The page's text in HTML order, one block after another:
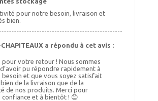
pour notre besoin, livraison et
bien.
a répondu à cet avis :
pour votre retour ! Nous sommes
pu répondre rapidement à
et que vous soyez satisfait
bien de la livraison que de la
de nos produits. Merci pour
et à bientôt ! 😊